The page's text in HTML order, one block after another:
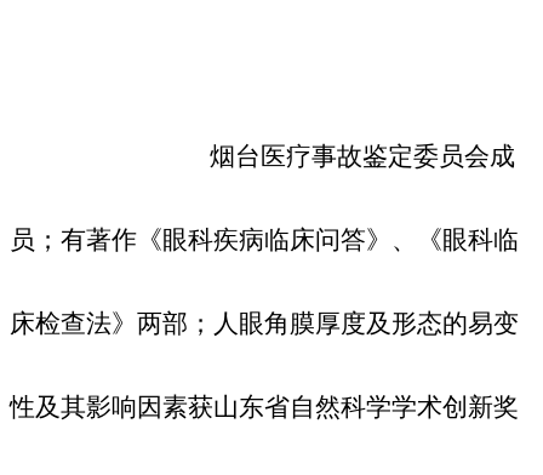
烟台医疗事故鉴定委员会成
员；有著作《眼科疾病临床问答》、《眼科临
床检查法》两部；人眼角膜厚度及形态的易变
性及其影响因素获山东省自然科学学术创新奖